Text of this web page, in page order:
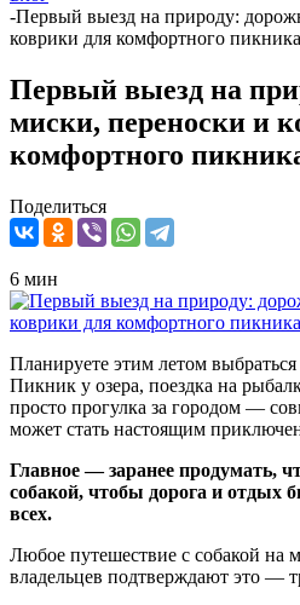
-Первый выезд на природу:
коврики для комфортного
Первый выезд на
миски, переноски и
комфортного
Поделиться
6 мин
Планируете этим летом
Пикник у озера, поездка на
просто прогулка за городом —
может стать настоящим
Главное — заранее продумать,
собакой, чтобы дорога и
всех.
Любое путешествие с собакой на
владельцев подтверждают это —